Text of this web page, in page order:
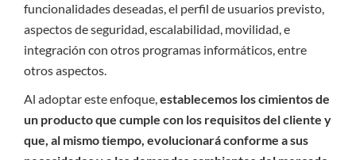
funcionalidades deseadas, el perfil de usuarios previsto,
aspectos de seguridad, escalabilidad, movilidad, e
integración con otros programas informáticos, entre
otros aspectos.
Al adoptar este enfoque, establecemos los cimientos de
un producto que cumple con los requisitos del cliente y
que, al mismo tiempo, evolucionará conforme a sus